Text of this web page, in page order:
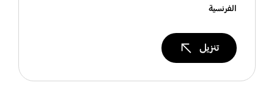
الفرنسية
تنزيل